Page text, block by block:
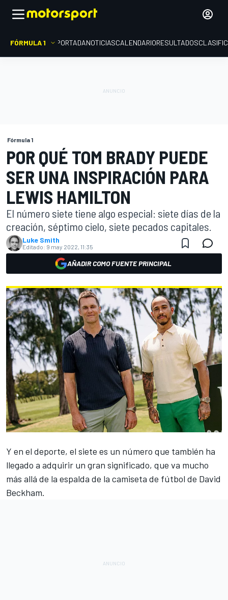
FÓRMULA 1 PORTADANOTICIASCALENDARIORESULTADOS
Fórmula 1
POR QUÉ TOM BRADY PUEDE
SER UNA INSPIRACIÓN PARA
LEWIS HAMILTON
El número siete tiene algo especial: siete días de la
creación, séptimo cielo, siete pecados capitales.
Luke Smith
Editado: 9 may 2022, 11:35
AÑADIR COMO FUENTE PRINCIPAL
Y en el deporte, el siete es un número que también ha
llegado a adquirir un gran significado, que va mucho
más allá de la espalda de la camiseta de fútbol de David
Beckham.